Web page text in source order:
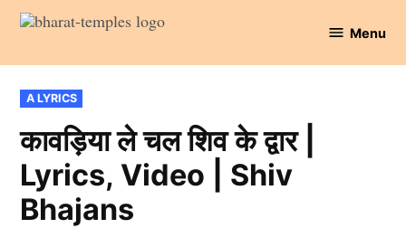
Skip
content
Temples
Menu
POSTED
IN
A LYRICS
कावड़िया ले चल शिव के द्वार |
Lyrics, Video | Shiv
Bhajans